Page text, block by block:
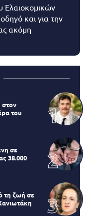
Ελαιοκομικών
και για την
ακόμη
στον
του
σε
38.000
τη ζωή σε